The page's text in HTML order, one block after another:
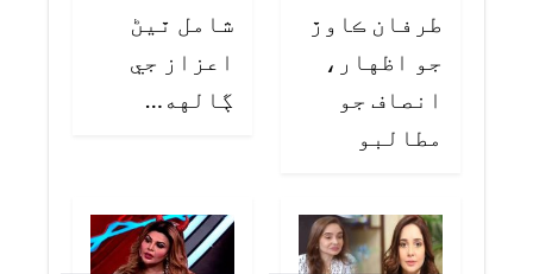
طرفان ڪاوڙ
جو اظهار،
انصاف جو
مطالبو
شامل ٿيڻ
اعزاز جي
ڳالهه…